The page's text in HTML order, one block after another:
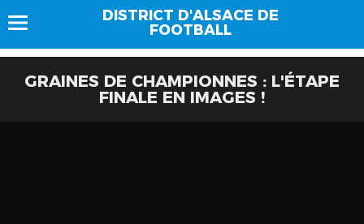
DISTRICT D'ALSACE DE
FOOTBALL
GRAINES DE CHAMPIONNES : L'ÉTAPE
FINALE EN IMAGES !